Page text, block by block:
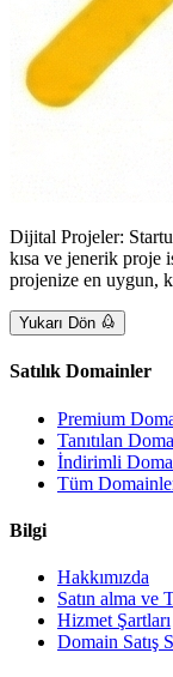
Dijital Projeler:
kısa ve jenerik proje
projenize en uygun,
Yukarı Dön
Satılık Domainler
Premium
Tanıtılan
İndirimli
Tüm
Bilgi
Hakkımızda
Satın alma ve
Hizmet Şartları
Domain Satış